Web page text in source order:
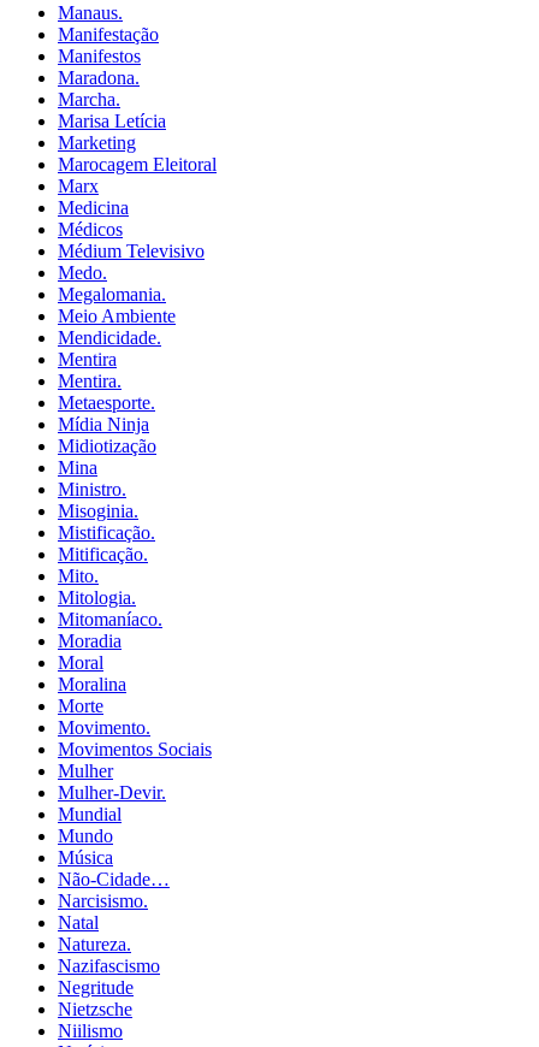
Manaus.
Manifestação
Manifestos
Maradona.
Marcha.
Marisa Letícia
Marketing
Marocagem Eleitoral
Marx
Medicina
Médicos
Médium Televisivo
Medo.
Megalomania.
Meio Ambiente
Mendicidade.
Mentira
Mentira.
Metaesporte.
Mídia Ninja
Midiotização
Mina
Ministro.
Misoginia.
Mistificação.
Mitificação.
Mito.
Mitologia.
Mitomaníaco.
Moradia
Moral
Moralina
Morte
Movimento.
Movimentos Sociais
Mulher
Mulher-Devir.
Mundial
Mundo
Música
Não-Cidade…
Narcisismo.
Natal
Natureza.
Nazifascismo
Negritude
Nietzsche
Niilismo